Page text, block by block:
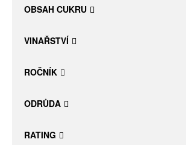
OBSAH CUKRU
VINAŘSTVÍ
ROČNÍK
ODRŮDA
RATING